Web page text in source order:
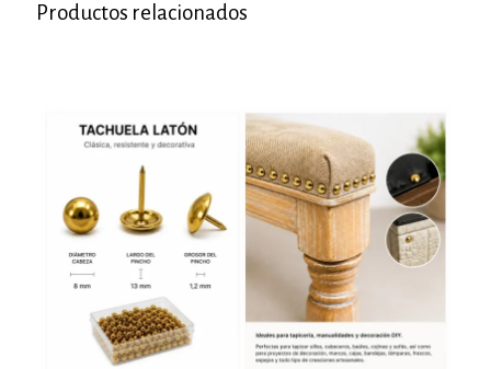
Productos relacionados